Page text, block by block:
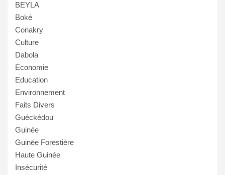
BEYLA
Boké
Conakry
Culture
Dabola
Economie
Education
Environnement
Faits Divers
Guéckédou
Guinée
Guinée Forestière
Haute Guinée
Insécurité